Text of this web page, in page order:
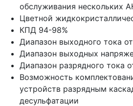
обслуживания нескольких
Цветной
КПД 94-98%
Диапазон выходного тока
Диапазон выходных
Диапазон разрядного тока
Возможность
устройств разрядным
десульфатации